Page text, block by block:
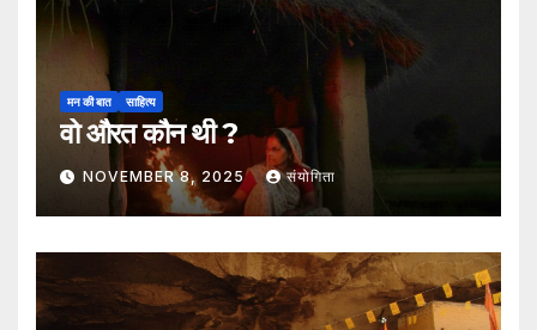
मन की बात साहित्य
वो औरत कौन थी ?
NOVEMBER 8, 2025 संयोगिता